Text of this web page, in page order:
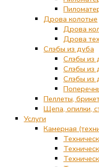
Дрова колотые
Дрова
Дрова
Слэбы из дуба
Слэбы из
Слэбы из
Слэбы из
Пеллеты,
Щепа, опилки,
Услуги
Камерная